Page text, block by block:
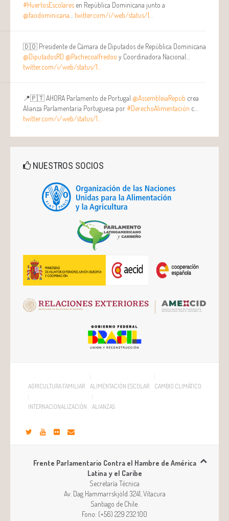
#HuertosEscolares en República Dominicana junto a
@faodominicana
twitter.com/i/web/status/1…
🇩🇴 Presidente de Cámara de Diputados de República Dominicana
@DiputadosRD @Pachecoalfredoo y Coordinadora Nacional…
twitter.com/i/web/status/1…
📍🇵🇹 AHORA Parlamento de Portugal @AssembleiaRepub crea
Alianza Parlamentaria Portuguesa por#DerechoAlimentación c…
twitter.com/i/web/status/1…
NUESTROS SOCIOS
AGRICULTURA FAMILIAR ALIMENTACIÓN ESCOLAR CAMBIO CLIMÁTICO
INTERNACIONALIZACIÓN ALIANZAS
Frente Parlamentario Contra el Hambre de América
Latina y el Caribe
Secretaría Técnica
Av. Dag Hammarrskjöld 3241, Vitacura
Santiago de Chile
Fono: (+56) 229 232 100